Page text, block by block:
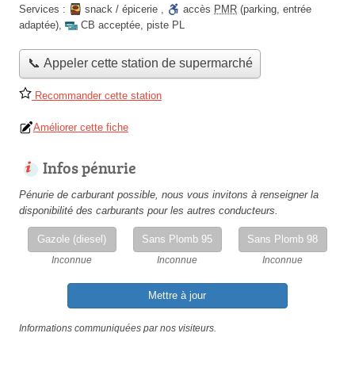
Services :
snack / épicerie , accès PMR (parking, entrée
adaptée), CB acceptée, piste PL
📞 Appeler cette station de supermarché
Recommander cette station
Améliorer cette fiche
Infos pénurie
Pénurie de carburant possible, nous vous invitons à renseigner la
disponibilité des carburants pour les autres conducteurs.
Gazole (diesel)
Inconnue
Sans Plomb 95
Inconnue
Sans Plomb 98
Inconnue
Mettre à jour
Informations communiquées par nos visiteurs.